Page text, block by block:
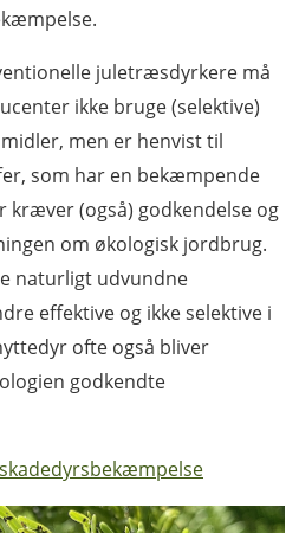
juletræsdyrkere må
ikke bruge (selektive)
men er henvist til
som har en bekæmpende
kræver (også) godkendelse og
om økologisk jordbrug.
naturligt udvundne
effektive og ikke selektive i
ofte også bliver
godkendte